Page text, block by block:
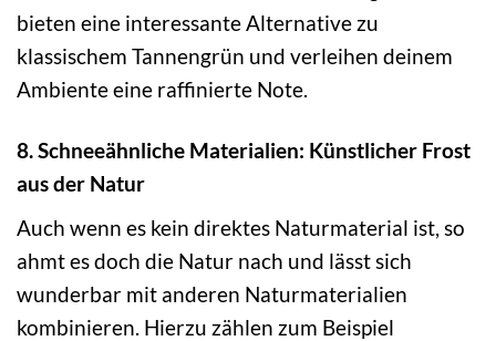
bieten eine interessante Alternative zu
klassischem Tannengrün und verleihen deinem
Ambiente eine raffinierte Note.
8. Schneeähnliche Materialien: Künstlicher Frost
aus der Natur
Auch wenn es kein direktes Naturmaterial ist, so
ahmt es doch die Natur nach und lässt sich
wunderbar mit anderen Naturmaterialien
kombinieren. Hierzu zählen zum Beispiel